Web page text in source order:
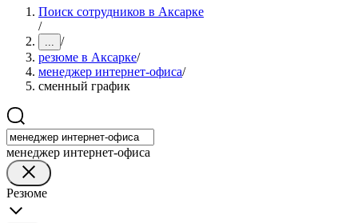
Поиск сотрудников в Аксарке
/
... /
резюме в Аксарке/
менеджер интернет-офиса/
сменный график
менеджер интернет-офиса
Резюме